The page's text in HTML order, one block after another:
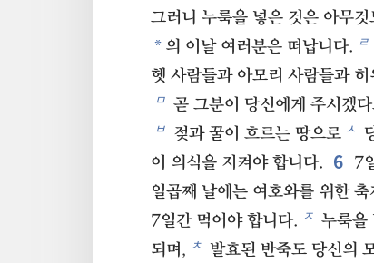
그러니 누룩을 넣은 것은 아무
* 의 이날 여러분은 떠납니다. ㄹ
헷 사람들과 아모리 사람들과
ㅁ 곧 그분이 당신에게 주시겠
ㅂ 젖과 꿀이 흐르는 땅으로 ㅅ
이 의식을 지켜야 합니다.
6 7
일곱째 날에는 여호와를 위한
7일간 먹어야 합니다. ㅈ 누룩을
되며, ㅊ 발효된 반죽도 당신의